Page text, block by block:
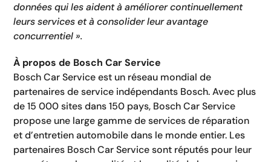
données qui les aident à améliorer continuellement
leurs services et à consolider leur avantage
concurrentiel ».
À propos de Bosch Car Service
Bosch Car Service est un réseau mondial de
partenaires de service indépendants Bosch. Avec plus
de 15 000 sites dans 150 pays, Bosch Car Service
propose une large gamme de services de réparation
et d’entretien automobile dans le monde entier. Les
partenaires Bosch Car Service sont réputés pour leur